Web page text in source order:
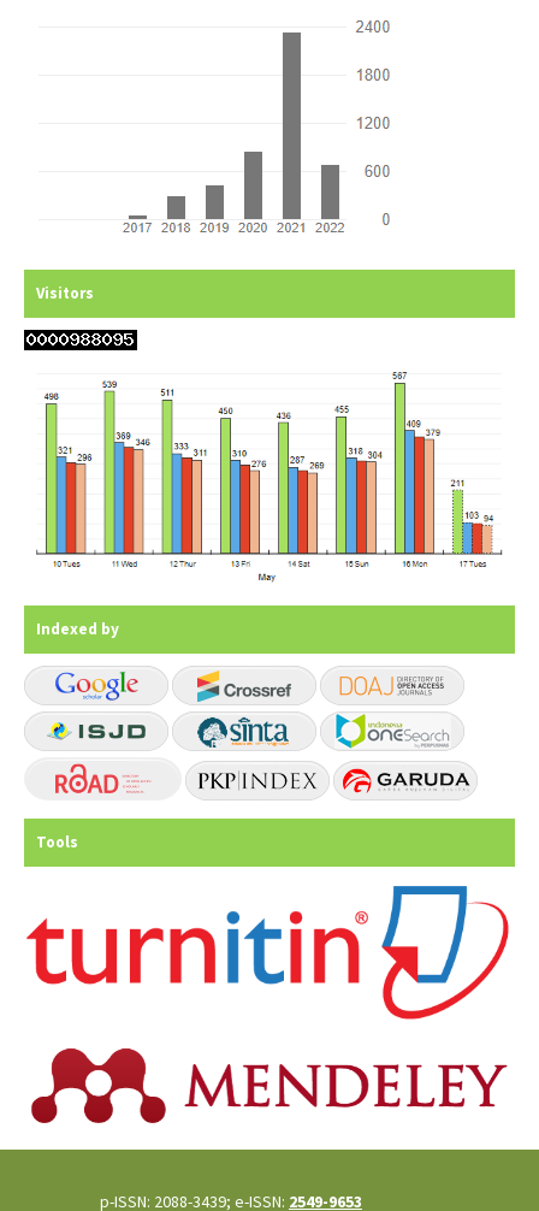
Visitors
Indexed by
Tools
p-ISSN: 2088-3439; e-ISSN: 2549-9653